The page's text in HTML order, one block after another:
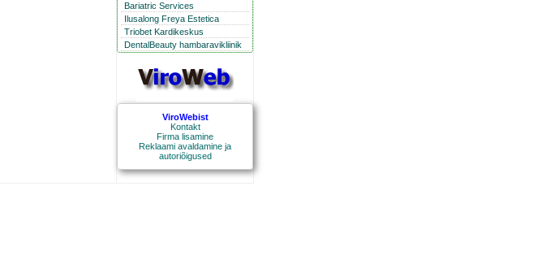
Bariatric Services
Ilusalong Freya Estetica
Triobet Kardikeskus
DentalBeauty hambaravikliinik
ViroWebist
Kontakt
Firma lisamine
Reklaami avaldamine ja
autoriõigused